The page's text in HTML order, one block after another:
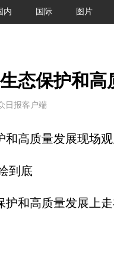
内 国际 图片
态保护和
日报客户端
高质量发展现场观
到底
和高质量发展上走